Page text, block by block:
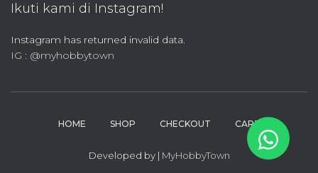
Ikuti kami di Instagram!
Instagram has returned invalid data.
IG : @myhobbytown
HOME SHOP CHECKOUT CART
Developed by | MyHobbyTown